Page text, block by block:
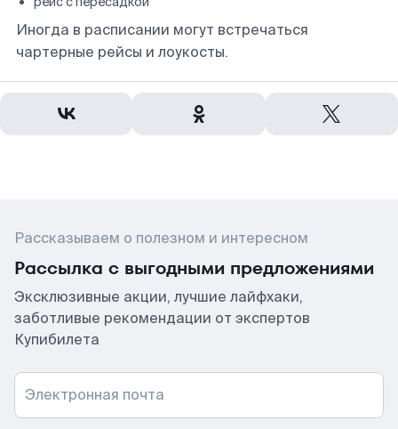
Иногда в расписании могут встречаться
чартерные рейсы и лоукосты.
Рассказываем о полезном и интересном
Рассылка с выгодными предложениями
Эксклюзивные акции, лучшие лайфхаки,
заботливые рекомендации от экспертов
Купибилета
Электронная почта